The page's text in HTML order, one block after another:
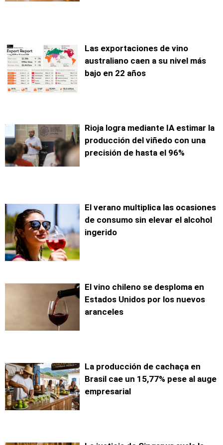
Las exportaciones de vino
australiano caen a su nivel más
bajo en 22 años
Rioja logra mediante IA estimar la
producción del viñedo con una
precisión de hasta el 96%
El verano multiplica las ocasiones
de consumo sin elevar el alcohol
ingerido
El vino chileno se desploma en
Estados Unidos por los nuevos
aranceles
La producción de cachaça en
Brasil cae un 15,77% pese al auge
empresarial